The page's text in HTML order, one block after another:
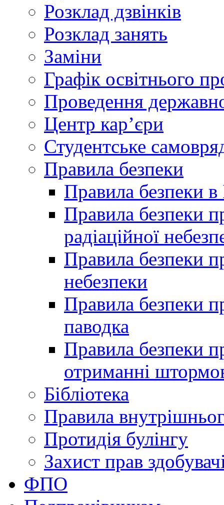
Розклад дзвінків
Розклад занять
Заміни
Графік освітнього
Проведення
Центр кар’єри
Студентське
Правила безпеки
Правила безпеки в
Правила безпеки
радіаційної
Правила безпеки
небезпеки
Правила безпеки
паводка
Правила безпеки
отриманні
Бібліотека
Правила
Протидія булінгу
Захист прав
ФПО